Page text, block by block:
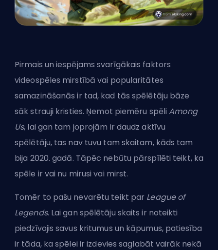
Pirmais un iespējams svarīgākais faktors
videospēles mirstībā vai popularitātes
samazināšanās ir tad, kad tās spēlētāju bāze
sāk strauji kristies. Ņemot piemēru spēliAmong
Us, lai gan tam joprojām ir daudz aktīvu
spēlētāju, tas nav tuvu tam skaitam, kāds tam
bija 2020. gadā. Tāpēc nebūtu pārspīlēti teikt, ka
spēle ir vai nu mirusi vai mirst.
Tomēr to pašu nevarētu teikt par League of
Legends. Lai gan spēlētāju skaits ir noteikti
piedzīvojis savus kritumus un kāpumus, patiesība
ir tāda, ka spēlei ir izdevies saglabāt vairāk nekā